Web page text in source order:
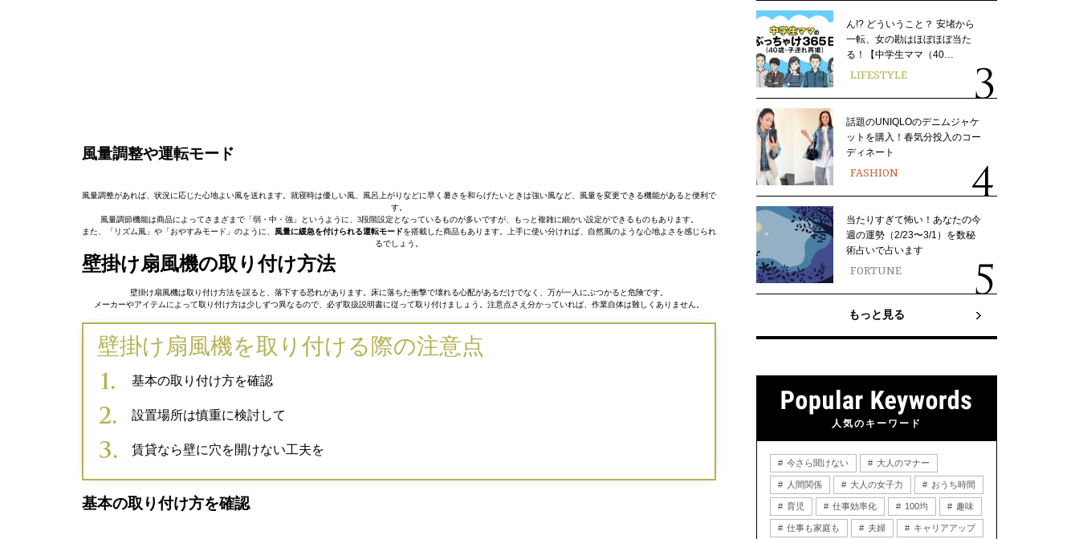
風量調整や運転モード
風量調整があれば、状況に応じた心地よい風を送れます。就寝時は優しい風、風呂上がりなどに早く暑さを和らげたいときは強い風など、風量を変更できる機能があると便利で
す。
風量調節機能は商品によってさまざまで「弱・中・強」というように、3段階設定となっているものが多いですが、もっと複雑に細かい設定ができるものもあります。
また、「リズム風」や「おやすみモード」のように、 風量に緩急を付けられる運転モードを搭載した商品もあります。上手に使い分ければ、自然風のような心地よさを感じられ
るでしょう。
壁掛け扇風機の取り付け方法
壁掛け扇風機は取り付け方法を誤ると、落下する恐れがあります。床に落ちた衝撃で壊れる心配があるだけでなく、万が一人にぶつかると危険です。
メーカーやアイテムによって取り付け方は少しずつ異なるので、必ず取扱説明書に従って取り付けましょう。注意点さえ分かっていれば、作業自体は難しくありません。
壁掛け扇風機を取り付ける際の注意点
基本の取り付け方を確認
設置場所は慎重に検討して
賃貸なら壁に穴を開けない工夫を
基本の取り付け方を確認
ん!? どういうこと？ 安堵から
一転、女の勘はほぼほぼ当た
る！【中学生ママ（40…
LIFESTYLE
話題のUNIQLOのデニムジャケ
ットを購入！春気分投入のコー
ディネート
FASHION
当たりすぎて怖い！あなたの今
週の運勢（2/23〜3/1）を数秘
術占いで占います
FORTUNE
もっと見る
人気のキーワード
今さら聞けない 大人のマナー
人間関係 大人の女子力 おうち時間
育児 仕事効率化 100均 趣味
仕事も家庭も 夫婦 キャリアアップ